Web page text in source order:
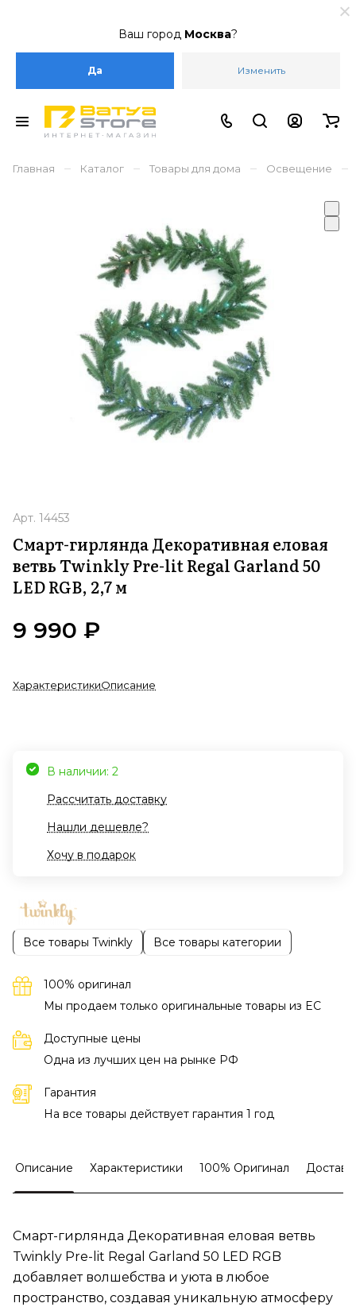
Ваш город Москва?
Да Изменить
Главная – Каталог – Товары для дома – Освещение –
Арт. 14453
Смарт-гирлянда Декоративная еловая
ветвь Twinkly Pre-lit Regal Garland 50
LED RGB, 2,7 м
9 990 ₽
ХарактеристикиОписание
В наличии: 2
Рассчитать доставку
Нашли дешевле?
Хочу в подарок
Все товары Twinkly Все товары категории
100% оригинал
Мы продаем только оригинальные товары из EC
Доступные цены
Одна из лучших цен на рынке РФ
Гарантия
На все товары действует гарантия 1 год
Описание Характеристики 100% Оригинал
Смарт-гирлянда Декоративная еловая ветвь
Twinkly Pre-lit Regal Garland 50 LED RGB
добавляет волшебства и уюта в любое
пространство, создавая уникальную атмосферу